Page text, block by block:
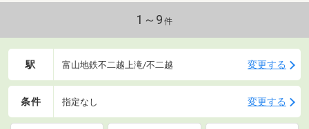
1～9 件
駅 富山地鉄不二越上滝/不二越 変更する
条件 指定なし 変更する